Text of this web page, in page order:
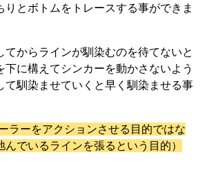
りとボトムをトレースする事ができま
てからラインが馴染むのを待てないと
下に構えてシンカーを動かさないよう
て馴染ませていくと早く馴染ませる事
ラーをアクションさせる目的ではな
んでいるラインを張るという目的）